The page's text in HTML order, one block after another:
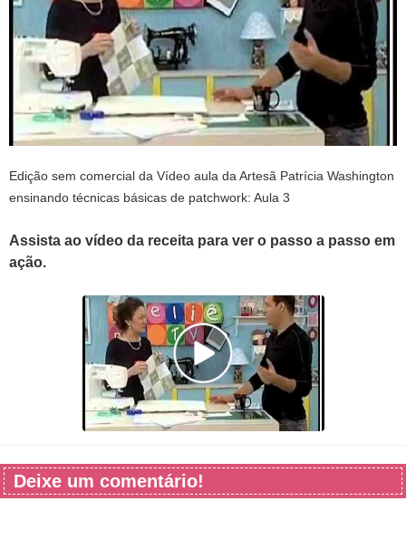
Edição sem comercial da Vídeo aula da Artesã Patrícia Washington
ensinando técnicas básicas de patchwork: Aula 3
Assista ao vídeo da receita para ver o passo a passo em
ação.
Deixe um comentário!